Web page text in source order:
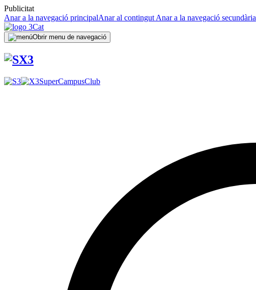
Publicitat
Anar a la navegació principalAnar al contingut Anar a la navegació secundària
Obrir menu de navegació
SuperCampusClub